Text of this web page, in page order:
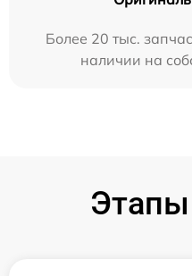
Более 20 тыс.
наличии на